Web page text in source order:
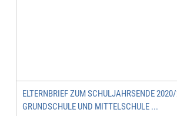
ELTERNBRIEF ZUM SCHULJAHRSENDE
GRUNDSCHULE UND MITTELSCHULE ...